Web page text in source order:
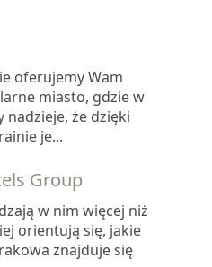
oferujemy Wam
miasto, gdzie w
że dzięki
je...
Group
w nim więcej niż
orientują się, jakie
znajduje się